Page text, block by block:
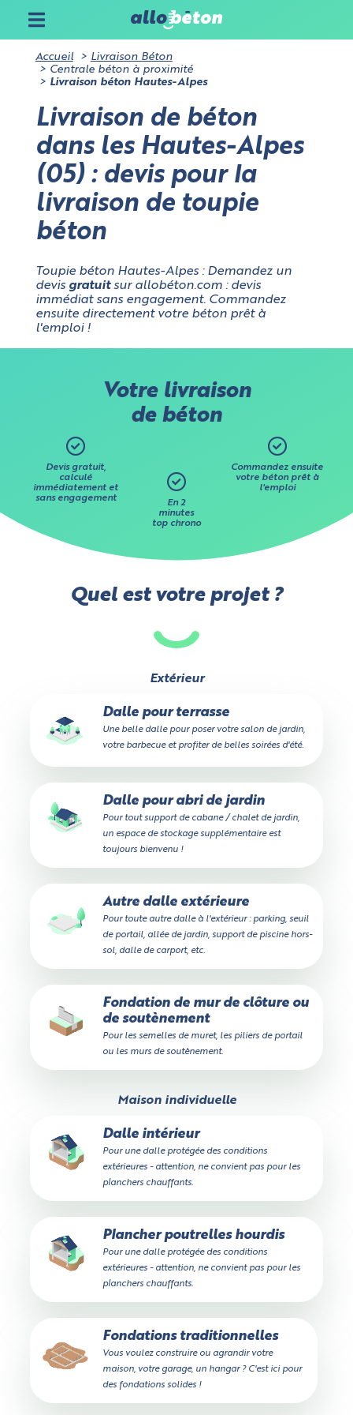
Accueil
Livraison Béton
Centrale béton à proximité
Livraison béton Hautes-Alpes
Livraison de béton
dans les Hautes-Alpes
(05) : devis pour la
livraison de toupie
béton
Toupie béton Hautes-Alpes : Demandez un
devis gratuitsur allobéton.com : devis
immédiat sans engagement. Commandez
ensuite directement votre béton prêt à
l'emploi !
Votre livraison
de béton
Devis gratuit,
calculé
immédiatement et
sans engagement
En 2
minutes
top chrono
Commandez ensuite
votre béton prêt à
l'emploi
Quel est votre projet ?
Extérieur
Dalle pour terrasse
Une belle dalle pour poser votre salon de jardin,
votre barbecue et profiter de belles soirées d'été.
Dalle pour abri de jardin
Pour tout support de cabane / chalet de jardin,
un espace de stockage supplémentaire est
toujours bienvenu !
Autre dalle extérieure
Pour toute autre dalle à l'extérieur : parking, seuil
de portail, allée de jardin, support de piscine hors-
sol, dalle de carport, etc.
Fondation de mur de clôture ou
de soutènement
Pour les semelles de muret, les piliers de portail
ou les murs de soutènement.
Maison individuelle
Dalle intérieur
Pour une dalle protégée des conditions
extérieures - attention, ne convient pas pour les
planchers chauffants.
Plancher poutrelles hourdis
Pour une dalle protégée des conditions
extérieures - attention, ne convient pas pour les
planchers chauffants.
Fondations traditionnelles
Vous voulez construire ou agrandir votre
maison, votre garage, un hangar ? C'est ici pour
des fondations solides !